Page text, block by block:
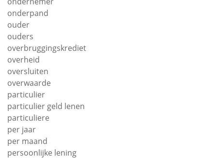
onderpand
ouder
ouders
overbruggingskrediet
overheid
oversluiten
overwaarde
particulier
particulier geld lenen
particuliere
per jaar
per maand
persoonlijke lening